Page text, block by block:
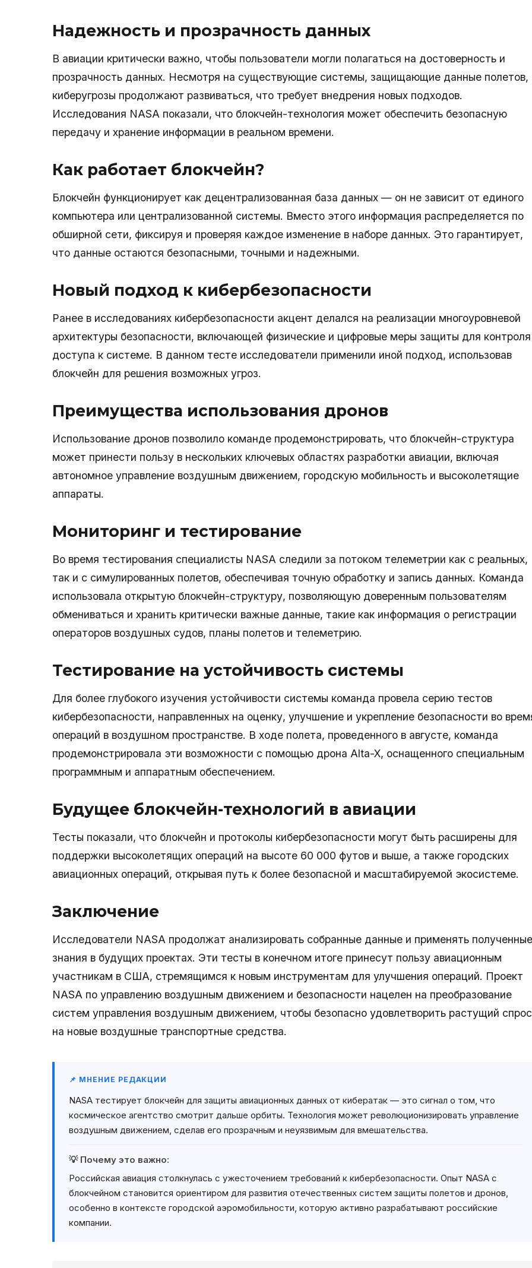
Надежность и прозрачность данных
В авиации критически важно, чтобы пользователи могли полагаться на достоверность и
прозрачность данных. Несмотря на существующие системы, защищающие данные полетов,
киберугрозы продолжают развиваться, что требует внедрения новых подходов.
Исследования NASA показали, что блокчейн-технология может обеспечить безопасную
передачу и хранение информации в реальном времени.
Как работает блокчейн?
Блокчейн функционирует как децентрализованная база данных — он не зависит от единого
компьютера или централизованной системы. Вместо этого информация распределяется по
обширной сети, фиксируя и проверяя каждое изменение в наборе данных. Это гарантирует,
что данные остаются безопасными, точными и надежными.
Новый подход к кибербезопасности
Ранее в исследованиях кибербезопасности акцент делался на реализации многоуровневой
архитектуры безопасности, включающей физические и цифровые меры защиты для контроля
доступа к системе. В данном тесте исследователи применили иной подход, использовав
блокчейн для решения возможных угроз.
Преимущества использования дронов
Использование дронов позволило команде продемонстрировать, что блокчейн-структура
может принести пользу в нескольких ключевых областях разработки авиации, включая
автономное управление воздушным движением, городскую мобильность и высоколетящие
аппараты.
Мониторинг и тестирование
Во время тестирования специалисты NASA следили за потоком телеметрии как с реальных,
так и с симулированных полетов, обеспечивая точную обработку и запись данных. Команда
использовала открытую блокчейн-структуру, позволяющую доверенным пользователям
обмениваться и хранить критически важные данные, такие как информация о регистрации
операторов воздушных судов, планы полетов и телеметрию.
Тестирование на устойчивость системы
Для более глубокого изучения устойчивости системы команда провела серию тестов
кибербезопасности, направленных на оценку, улучшение и укрепление безопасности во
операций в воздушном пространстве. В ходе полета, проведенного в августе, команда
продемонстрировала эти возможности с помощью дрона Alta-X, оснащенного специальным
программным и аппаратным обеспечением.
Будущее блокчейн-технологий в авиации
Тесты показали, что блокчейн и протоколы кибербезопасности могут быть расширены для
поддержки высоколетящих операций на высоте 60 000 футов и выше, а также городских
авиационных операций, открывая путь к более безопасной и масштабируемой экосистеме.
Заключение
Исследователи NASA продолжат анализировать собранные данные и применять полученные
знания в будущих проектах. Эти тесты в конечном итоге принесут пользу авиационным
участникам в США, стремящимся к новым инструментам для улучшения операций. Проект
NASA по управлению воздушным движением и безопасности нацелен на преобразование
систем управления воздушным движением, чтобы безопасно удовлетворить растущий спрос
на новые воздушные транспортные средства.
📌 МНЕНИЕ РЕДАКЦИИ
NASA тестирует блокчейн для защиты авиационных данных от кибератак — это сигнал о том, что
космическое агентство смотрит дальше орбиты. Технология может революционизировать управление
воздушным движением, сделав его прозрачным и неуязвимым для вмешательства.
💡 Почему это важно:
Российская авиация столкнулась с ужесточением требований к кибербезопасности. Опыт NASA с
блокчейном становится ориентиром для развития отечественных систем защиты полетов и дронов,
особенно в контексте городской аэромобильности, которую активно разрабатывают российские
компании.